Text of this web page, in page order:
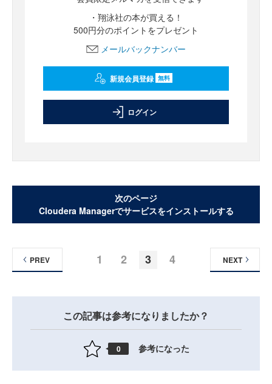
・翔泳社の本が買える！
500円分のポイントをプレゼント
メールバックナンバー
新規会員登録 無料
ログイン
次のページ
Cloudera Managerでサービスをインストールする
1 2 3 4
PREV NEXT
この記事は参考になりましたか？
0 参考になった